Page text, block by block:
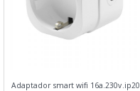
Adaptador smart wifi 16a.230v.ip20